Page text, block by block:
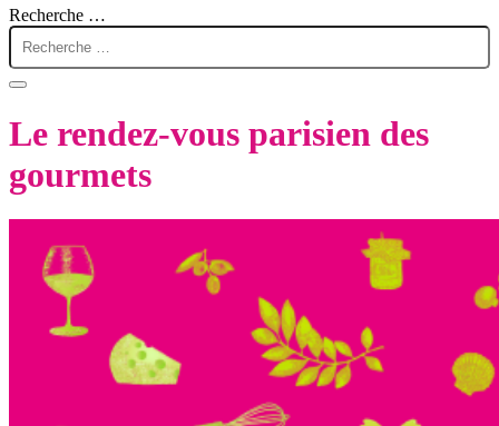
Recherche …
Le rendez-vous parisien des
gourmets